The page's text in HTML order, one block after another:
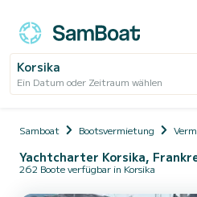
Korsika
Ein Datum oder Zeitraum wählen
Samboat Bootsvermietung
Yachtcharter Korsika,
262 Boote verfügbar in Korsika